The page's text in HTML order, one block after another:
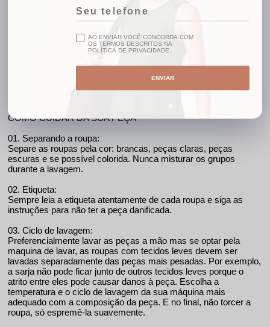
Em até 10x sem juros
COMO CUIDAR DA SUA PEÇA
01. Separando a roupa:
Separe as roupas pela cor: brancas, peças claras, peças
escuras e se possível colorida. Nunca misturar os grupos
durante a lavagem.
02. Etiqueta:
Sempre leia a etiqueta atentamente de cada roupa e siga as
instruções para não ter a peça danificada.
03. Ciclo de lavagem:
Preferencialmente lavar as peças a mão mas se optar pela
maquina de lavar, as roupas com tecidos leves devem ser
lavadas separadamente das peças mais pesadas. Por exemplo,
a sarja não pode ficar junto de outros tecidos leves porque o
atrito entre eles pode causar danos à peça. Escolha a
temperatura e o ciclo de lavagem da sua máquina mais
adequado com a composição da peça. E no final, não torcer a
roupa, só espremê-la suavemente.
AO ENVIAR VOCÊ CONCORDA COM
OS TERMOS DESCRITOS NA
POLÍTICA DE PRIVACIDADE.
ENVIAR